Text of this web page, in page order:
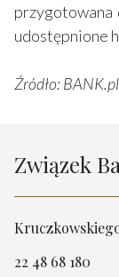
przygotowana
udostępnione
Źródło: BANK.pl
Związek
22 48 68 180